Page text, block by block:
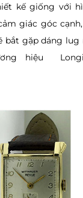
kế giống với
giác góc
bắt gặp dáng
hiệu